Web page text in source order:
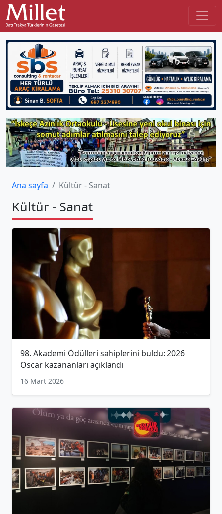
Ana sayfa Kültür - Sanat
Kültür - Sanat
98. Akademi Ödülleri sahiplerini buldu: 2026
Oscar kazananları açıklandı
16 Mart 2026